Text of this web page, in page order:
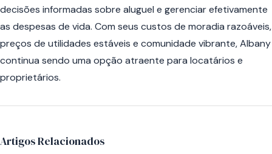
decisões informadas sobre aluguel e gerenciar efetivamente
as despesas de vida. Com seus custos de moradia razoáveis,
preços de utilidades estáveis e comunidade vibrante, Albany
continua sendo uma opção atraente para locatários e
proprietários.
Artigos Relacionados